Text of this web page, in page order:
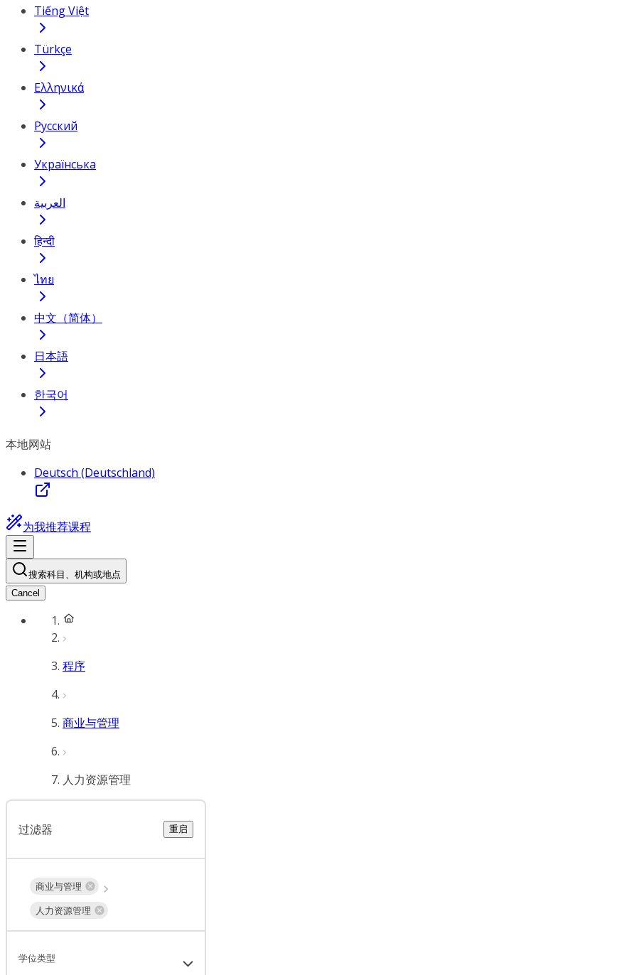
Tiếng Việt
Türkçe
Ελληνικά
Русский
Українська
العربية
हिन्दी
ไทย
中文（简体）
日本語
한국어
本地网站
Deutsch (Deutschland)
为我推荐课程
搜索科目、机构或地点
Cancel
程序
商业与管理
人力资源管理
过滤器 重启
商业与管理
人力资源管理
学位类型